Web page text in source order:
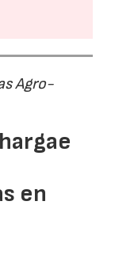
Agro-
en